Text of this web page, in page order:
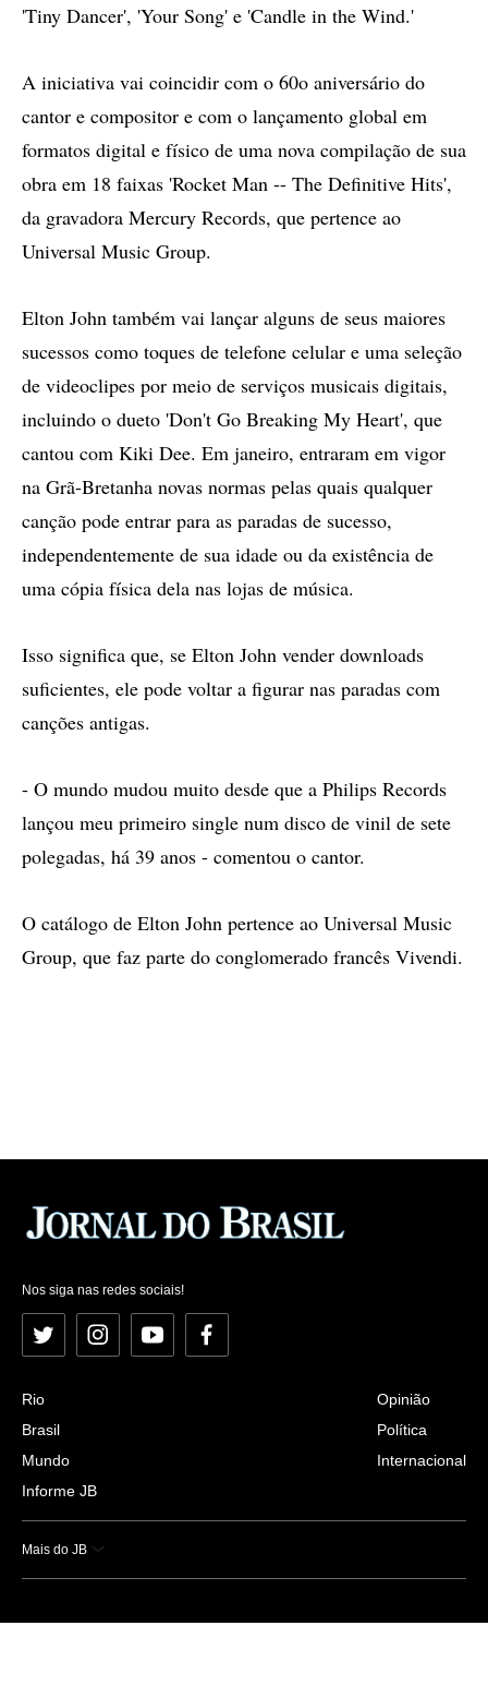
'Tiny Dancer', 'Your Song' e 'Candle in the Wind.'
A iniciativa vai coincidir com o 60o aniversário do
cantor e compositor e com o lançamento global em
formatos digital e físico de uma nova compilação de sua
obra em 18 faixas 'Rocket Man -- The Definitive Hits',
da gravadora Mercury Records, que pertence ao
Universal Music Group.
Elton John também vai lançar alguns de seus maiores
sucessos como toques de telefone celular e uma seleção
de videoclipes por meio de serviços musicais digitais,
incluindo o dueto 'Don't Go Breaking My Heart', que
cantou com Kiki Dee. Em janeiro, entraram em vigor
na Grã-Bretanha novas normas pelas quais qualquer
canção pode entrar para as paradas de sucesso,
independentemente de sua idade ou da existência de
uma cópia física dela nas lojas de música.
Isso significa que, se Elton John vender downloads
suficientes, ele pode voltar a figurar nas paradas com
canções antigas.
- O mundo mudou muito desde que a Philips Records
lançou meu primeiro single num disco de vinil de sete
polegadas, há 39 anos - comentou o cantor.
O catálogo de Elton John pertence ao Universal Music
Group, que faz parte do conglomerado francês Vivendi.
Nos siga nas redes sociais!
Twitter InstagramYouTubeFacebook
Rio
Brasil
Mundo
Informe JB
Opinião
Política
Internacional
Mais do JB
Esportes